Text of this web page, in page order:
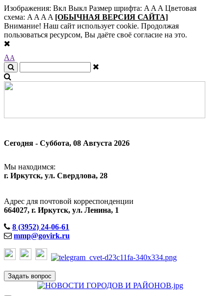
Изображения: Вкл Выкл Размер шрифта: A A A Цветовая
схема: A A A A [ОБЫЧНАЯ ВЕРСИЯ САЙТА]
Внимание! Наш сайт использует cookie. Продолжая
пользоваться ресурсом, Вы даёте своё согласие на это.
AA
Сегодня - Суббота, 08 Августа 2026
Мы находимся:
г. Иркутск, ул. Свердлова, 28
Адрес для почтовой корреспонденции
664027, г. Иркутск, ул. Ленина, 1
8 (3952) 24-06-61
mmp@govirk.ru
Задать вопрос